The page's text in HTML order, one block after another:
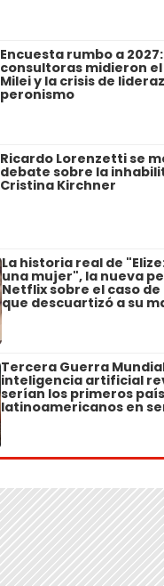
Encuesta rumbo a
consultoras midieron
Milei y la crisis de
peronismo
Ricardo Lorenzetti se
debate sobre la
Cristina Kirchner
La historia real de
una mujer", la nueva
Netflix sobre el caso
que descuartizó a su
Tercera Guerra
inteligencia artificial
serían los primeros
latinoamericanos en